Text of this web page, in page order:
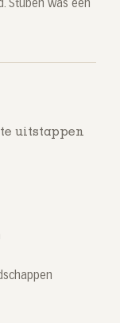
Stuben was een
uitstappen